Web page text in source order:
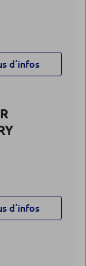
d’infos
d’infos